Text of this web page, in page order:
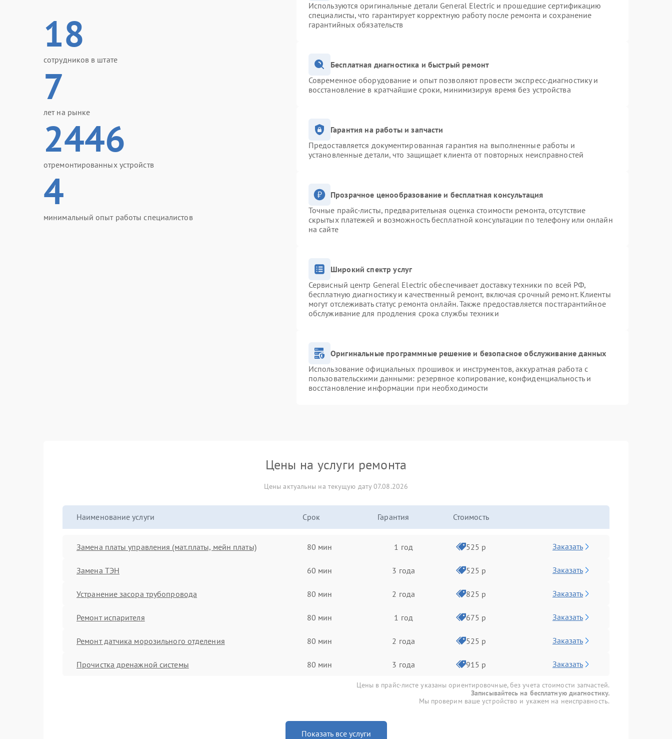
18
сотрудников в штате
7
лет на рынке
2446
отремонтированных устройств
4
минимальный опыт работы специалистов
Используются оригинальные детали General Electric и прошедшие сертификацию
специалисты, что гарантирует корректную работу после ремонта и сохранение
гарантийных обязательств
Бесплатная диагностика и быстрый ремонт
Современное оборудование и опыт позволяют провести экспресс-диагностику и
восстановление в кратчайшие сроки, минимизируя время без устройства
Гарантия на работы и запчасти
Предоставляется документированная гарантия на выполненные работы и
установленные детали, что защищает клиента от повторных неисправностей
Прозрачное ценообразование и бесплатная консультация
Точные прайс-листы, предварительная оценка стоимости ремонта, отсутствие
скрытых платежей и возможность бесплатной консультации по телефону или онлайн
на сайте
Широкий спектр услуг
Сервисный центр General Electric обеспечивает доставку техники по всей РФ,
бесплатную диагностику и качественный ремонт, включая срочный ремонт. Клиенты
могут отслеживать статус ремонта онлайн. Также предоставляется постгарантийное
обслуживание для продления срока службы техники
Оригинальные программные решение и безопасное обслуживание данных
Использование официальных прошивок и инструментов, аккуратная работа с
пользовательскими данными: резервное копирование, конфиденциальность и
восстановление информации при необходимости
Цены на услуги ремонта
Цены актуальны на текущую дату 07.08.2026
Наименование услуги Срок Гарантия Стоимость
Замена платы управления (мат.платы, мейн платы) 80 мин 1 год 525 р Заказать
Замена ТЭН 60 мин 3 года 525 р Заказать
Устранение засора трубопровода 80 мин 2 года 825 р Заказать
Ремонт испарителя 80 мин 1 год 675 р Заказать
Ремонт датчика морозильного отделения 80 мин 2 года 525 р Заказать
Прочистка дренажной системы 80 мин 3 года 915 р Заказать
Цены в прайс-листе указаны ориентировочные, без учета стоимости запчастей.
Записывайтесь на бесплатную диагностику.
Мы проверим ваше устройство и укажем на неисправность.
Показать все услуги